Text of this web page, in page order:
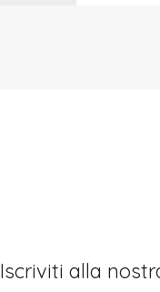
Iscriviti alla